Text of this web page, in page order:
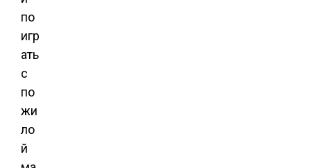
по
игр
ать
с
по
жи
ло
й